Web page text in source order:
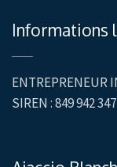
Informations
ENTREPRENEUR
SIREN : 849 942 347